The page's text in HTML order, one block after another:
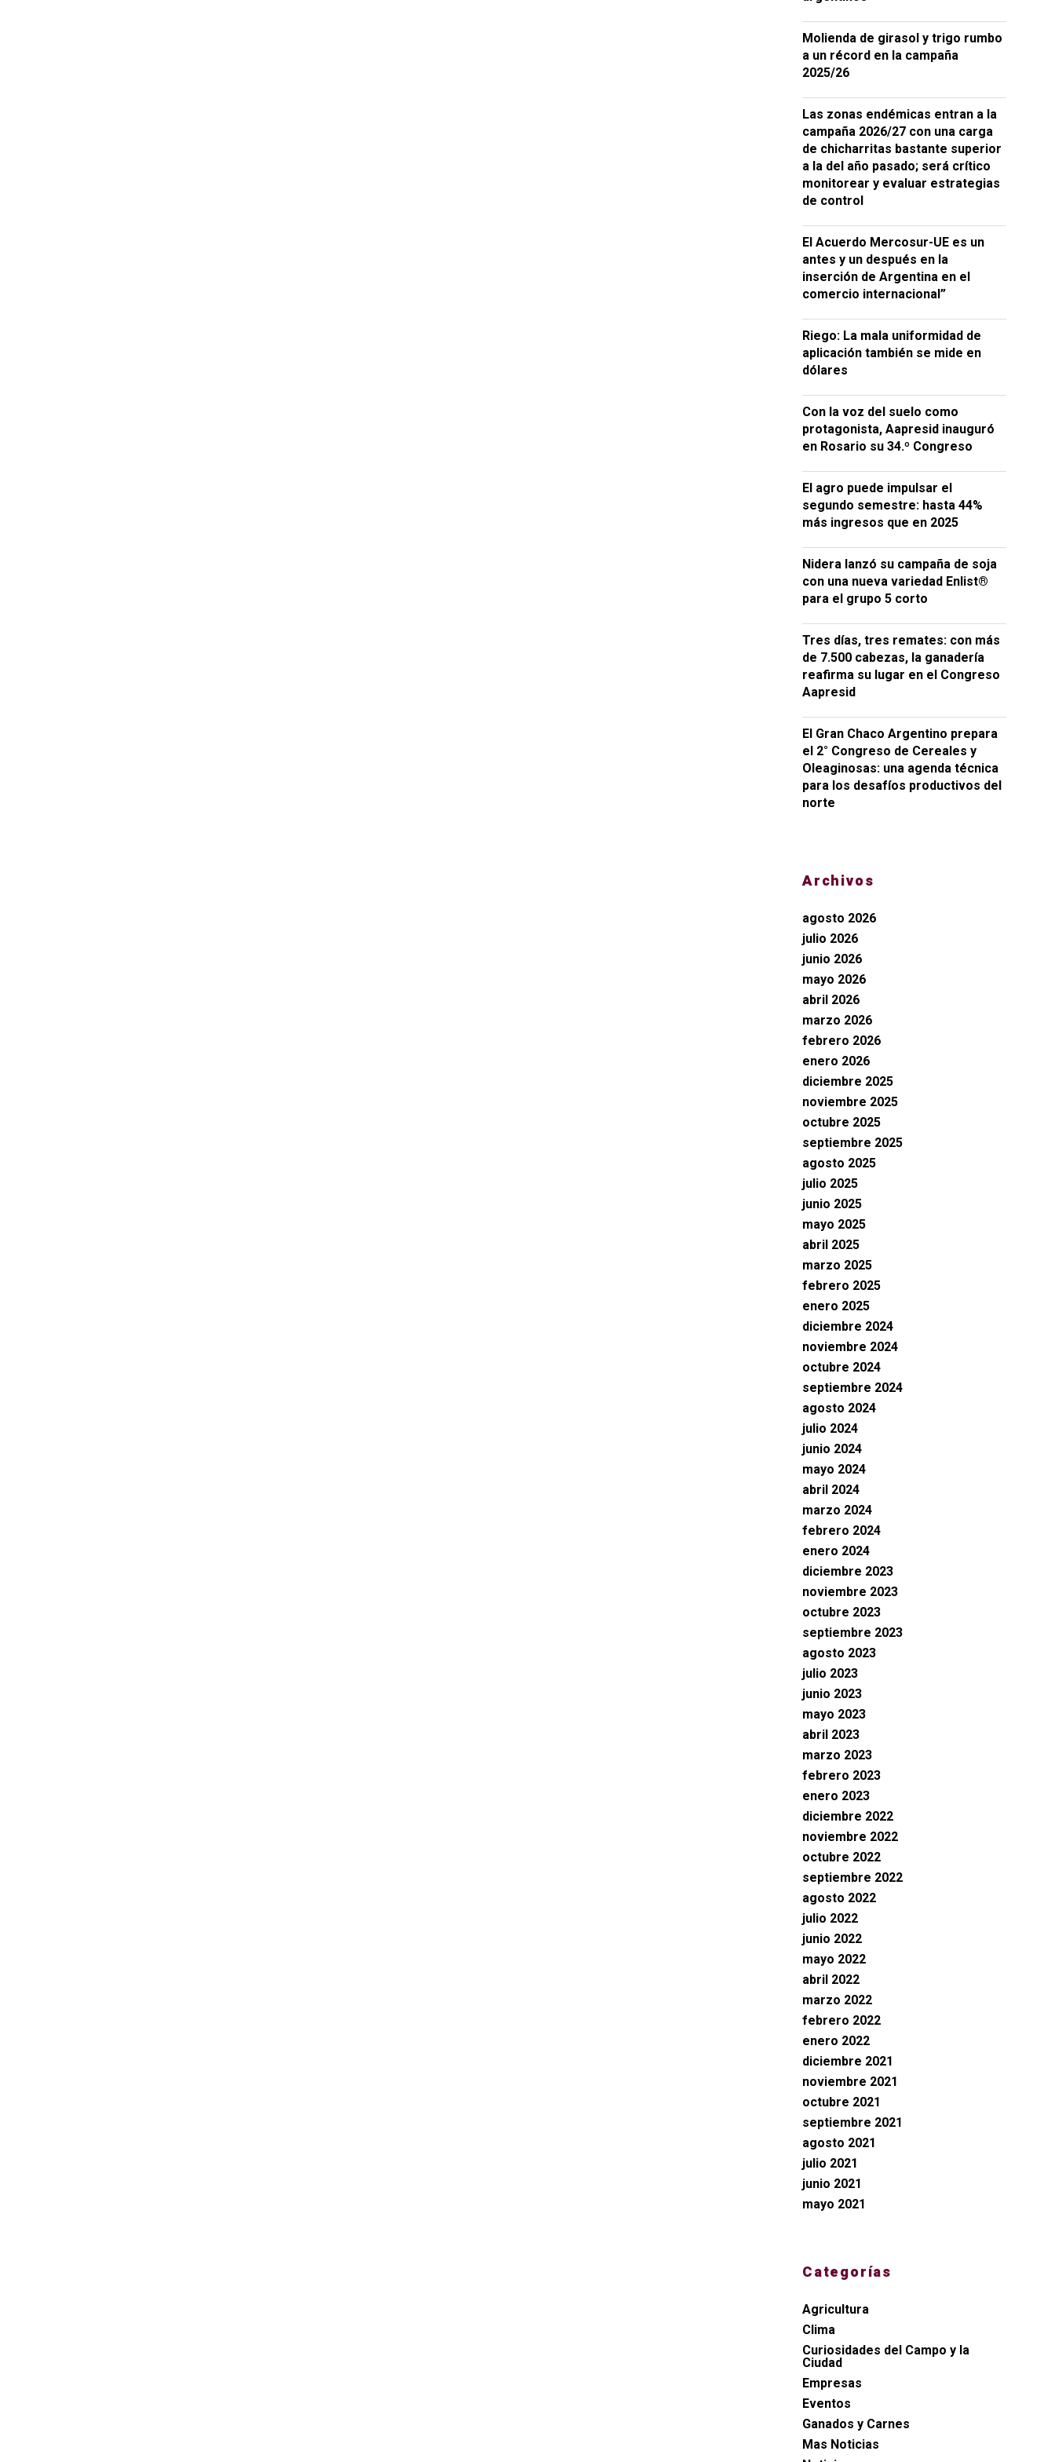
Molienda de girasol y trigo rumbo
a un récord en la campaña
2025/26
Las zonas endémicas entran a la
campaña 2026/27 con una carga
de chicharritas bastante superior
a la del año pasado; será crítico
monitorear y evaluar estrategias
de control
El Acuerdo Mercosur-UE es un
antes y un después en la
inserción de Argentina en el
comercio internacional”
Riego: La mala uniformidad de
aplicación también se mide en
dólares
Con la voz del suelo como
protagonista, Aapresid inauguró
en Rosario su 34.º Congreso
El agro puede impulsar el
segundo semestre: hasta 44%
más ingresos que en 2025
Nidera lanzó su campaña de soja
con una nueva variedad Enlist®
para el grupo 5 corto
Tres días, tres remates: con más
de 7.500 cabezas, la ganadería
reafirma su lugar en el Congreso
Aapresid
El Gran Chaco Argentino prepara
el 2° Congreso de Cereales y
Oleaginosas: una agenda técnica
para los desafíos productivos del
norte
Archivos
agosto 2026
julio 2026
junio 2026
mayo 2026
abril 2026
marzo 2026
febrero 2026
enero 2026
diciembre 2025
noviembre 2025
octubre 2025
septiembre 2025
agosto 2025
julio 2025
junio 2025
mayo 2025
abril 2025
marzo 2025
febrero 2025
enero 2025
diciembre 2024
noviembre 2024
octubre 2024
septiembre 2024
agosto 2024
julio 2024
junio 2024
mayo 2024
abril 2024
marzo 2024
febrero 2024
enero 2024
diciembre 2023
noviembre 2023
octubre 2023
septiembre 2023
agosto 2023
julio 2023
junio 2023
mayo 2023
abril 2023
marzo 2023
febrero 2023
enero 2023
diciembre 2022
noviembre 2022
octubre 2022
septiembre 2022
agosto 2022
julio 2022
junio 2022
mayo 2022
abril 2022
marzo 2022
febrero 2022
enero 2022
diciembre 2021
noviembre 2021
octubre 2021
septiembre 2021
agosto 2021
julio 2021
junio 2021
mayo 2021
Categorías
Agricultura
Clima
Curiosidades del Campo y la
Ciudad
Empresas
Eventos
Ganados y Carnes
Mas Noticias